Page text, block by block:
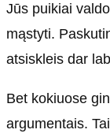
Jūs puikiai
mąstyti.
atsiskleis dar
Bet kokiuose
argumentais.